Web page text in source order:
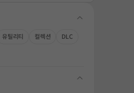
folding
유틸리티 컬렉션
DLC
folding